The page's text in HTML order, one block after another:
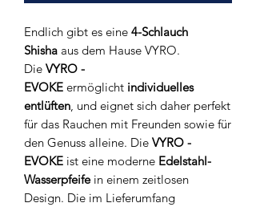
Endlich gibt es eine 4-Schlauch
Shisha aus dem Hause VYRO.
Die VYRO -
EVOKE ermöglicht individuelles
entlüften , und eignet sich daher perfekt
für das Rauchen mit Freunden sowie für
den Genuss alleine. Die VYRO -
EVOKE ist eine moderne Edelstahl-
Wasserpfeifein einem zeitlosen
Design. Die im Lieferumfang